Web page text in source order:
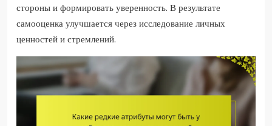
стороны и формировать уверенность. В результате
самооценка улучшается через исследование личных
ценностей и стремлений.